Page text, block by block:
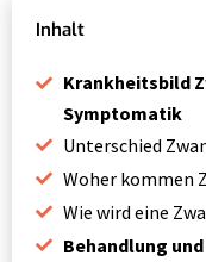
Inhalt
Krankheitsbild
Symptomatik
Unterschied
Woher kommen
Wie wird eine
Behandlung